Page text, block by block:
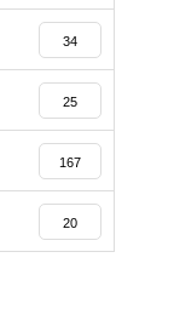
34
25
167
20